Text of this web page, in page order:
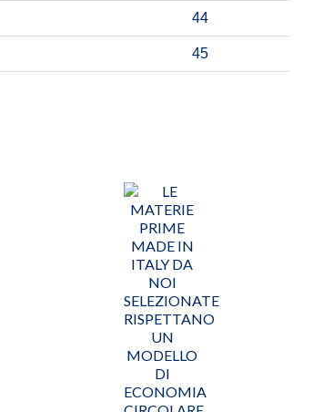
44
45